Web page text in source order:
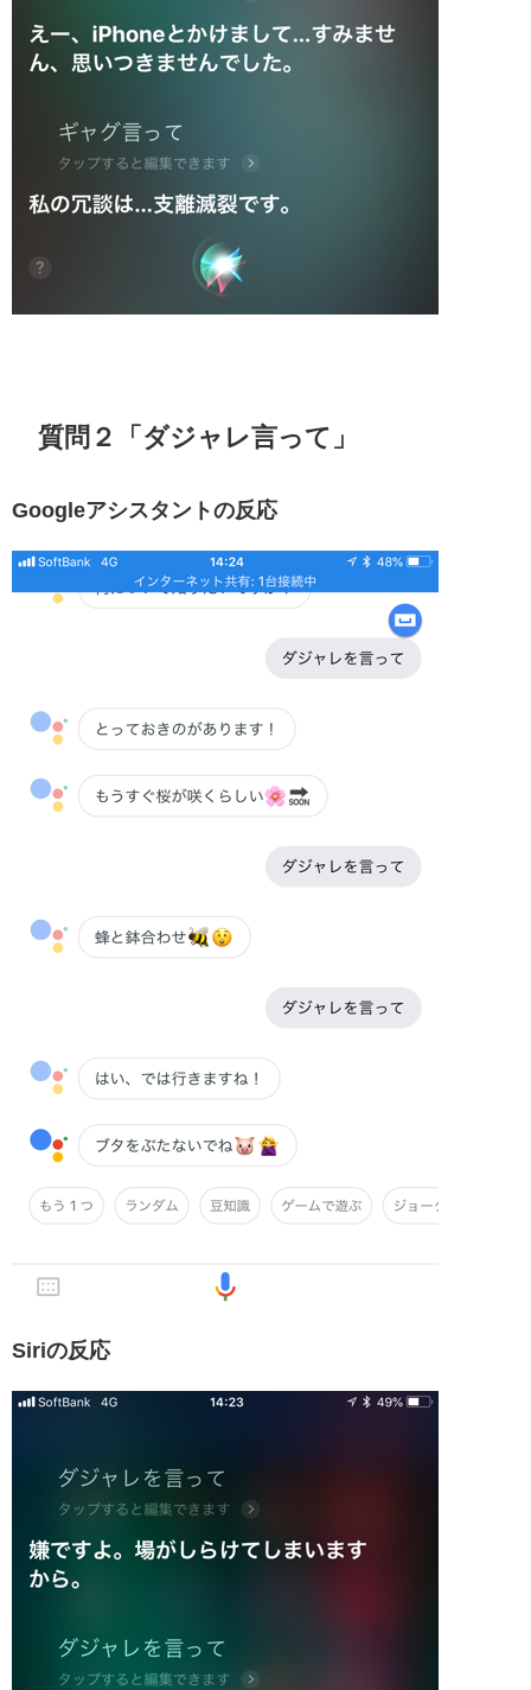
質問２「ダジャレ言って」
Googleアシスタントの反応
Siriの反応